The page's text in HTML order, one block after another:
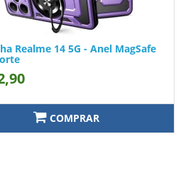
Realme 14 5G - Anel MagSafe
COMPRAR